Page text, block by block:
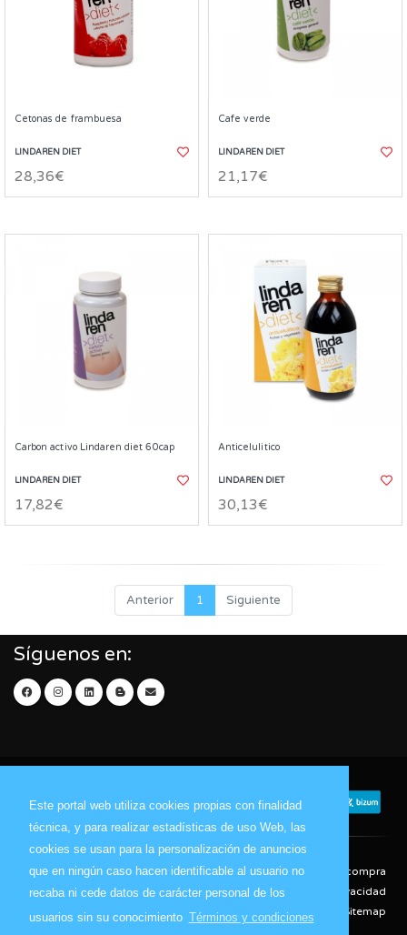
Este portal web utiliza cookies propias con finalidad
técnica, y para realizar estadísticas de uso Web, las
cookies se usan para la personalización de anuncios
que en ningún caso hacen identificable al usuario no
recaba ni cede datos de carácter personal de los
usuarios sin su conocimiento Términos y condiciones
Cetonas de frambuesa
LINDAREN DIET
28,36€
Cafe verde
LINDAREN DIET
21,17€
Carbon activo Lindaren diet 60cap
LINDAREN DIET
17,82€
Anticelulitico
LINDAREN DIET
30,13€
Anterior 1 Siguiente
Síguenos en:
Contacto Aviso Legal
Condiciones de compra
Política de envíos
Política de devolución
Política de Privacidad
Política de Cookies
Sitemap